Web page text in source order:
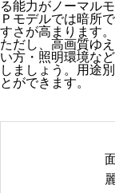
る能力がノーマル
Ｐモデルでは暗所
すさが高まります。
ただし、高画質ゆ
い方・照明環境な
しましょう。用途
とができます。